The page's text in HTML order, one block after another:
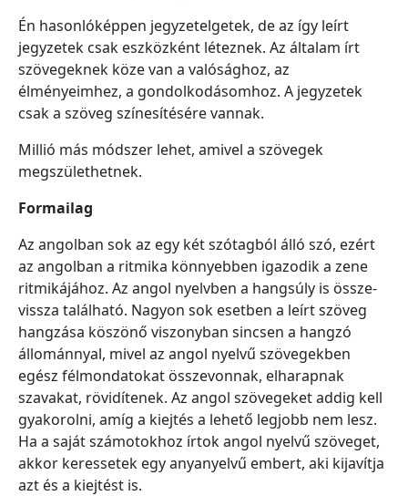
Én hasonlóképpen jegyzetelgetek, de az így leírt
jegyzetek csak eszközként léteznek. Az általam írt
szövegeknek köze van a valósághoz, az
élményeimhez, a gondolkodásomhoz. A jegyzetek
csak a szöveg színesítésére vannak.
Millió más módszer lehet, amivel a szövegek
megszülethetnek.
Formailag
Az angolban sok az egy két szótagból álló szó, ezért
az angolban a ritmika könnyebben igazodik a zene
ritmikájához. Az angol nyelvben a hangsúly is össze-
vissza található. Nagyon sok esetben a leírt szöveg
hangzása köszönő viszonyban sincsen a hangzó
állománnyal, mivel az angol nyelvű szövegekben
egész félmondatokat összevonnak, elharapnak
szavakat, rövidítenek. Az angol szövegeket addig kell
gyakorolni, amíg a kiejtés a lehető legjobb nem lesz.
Ha a saját számotokhoz írtok angol nyelvű szöveget,
akkor keressetek egy anyanyelvű embert, aki kijavítja
azt és a kiejtést is.